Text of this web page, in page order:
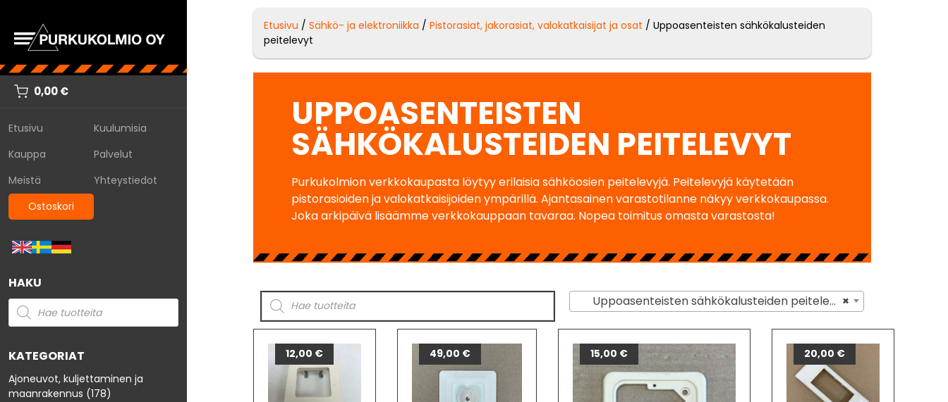
0,00€
Etusivu
Kuulumisia
Kauppa
Palvelut
Meistä
Yhteystiedot
Ostoskori
HAKU
KATEGORIAT
Ajoneuvot, kuljettaminen ja
maanrakennus (178)
Etusivu /Sähkö- ja elektroniikka /Pistorasiat, jakorasiat, valokatkaisijat ja osat / Uppoasenteisten sähkökalusteiden
peitelevyt
UPPOASENTEISTEN
SÄHKÖKALUSTEIDEN PEITELEVYT
Purkukolmion verkkokaupasta löytyy erilaisia sähköosien peitelevyjä. Peitelevyjä käytetään
pistorasioiden ja valokatkaisijoiden ympärillä. Ajantasainen varastotilanne näkyy verkkokaupassa.
Joka arkipäivä lisäämme verkkokauppaan tavaraa. Nopea toimitus omasta varastosta!
×
Uppoasenteisten sähkökalusteiden peitelevyt
12,00 € 49,00 € 15,00 € 20,00 €